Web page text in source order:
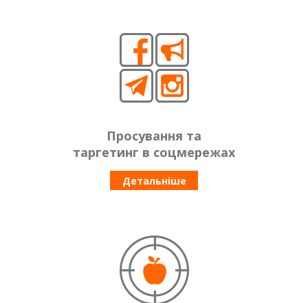
Просування та
таргетинг в соцмережах
Детальніше